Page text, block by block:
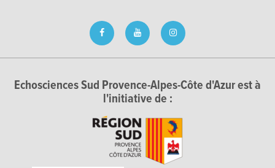
Echosciences Sud Provence-Alpes-Côte d'Azur est à
l'initiative de :